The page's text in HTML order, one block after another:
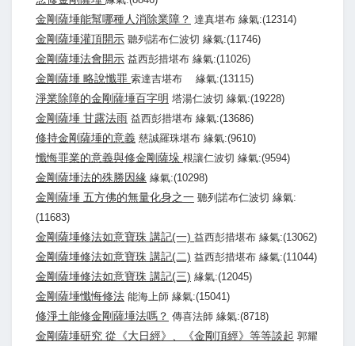
金剛薩埵能幫哪種人消除業障？ 達真堪布 緣氣:(12314)
金剛薩埵灌頂開示 聽列諾布仁波切 緣氣:(11746)
金剛薩埵法會開示 益西彭措堪布 緣氣:(11026)
金剛薩埵 略說懺罪 索達吉堪布 緣氣:(13115)
淨業除障的金剛薩埵百字明 塔湯仁波切 緣氣:(19228)
金剛薩埵 甘露法雨 益西彭措堪布 緣氣:(13686)
修持金剛薩埵的意義 慈誠羅珠堪布 緣氣:(9610)
懺悔罪業的意義與修金剛薩垛 根讓仁波切 緣氣:(9594)
金剛薩埵法的殊勝因緣 緣氣:(10298)
金剛薩埵 五方佛的無量化身之一 聽列諾布仁波切 緣氣:
(11683)
金剛薩埵修法如意寶珠 講記(一) 益西彭措堪布 緣氣:(13062)
金剛薩埵修法如意寶珠 講記(二) 益西彭措堪布 緣氣:(11044)
金剛薩埵修法如意寶珠 講記(三) 緣氣:(12045)
金剛薩埵懺悔修法 能海上師 緣氣:(15041)
修淨土能修金剛薩埵法嗎？ 傳喜法師 緣氣:(8718)
金剛薩埵研究 從《大日經》、《金剛頂經》等等談起 郭耀